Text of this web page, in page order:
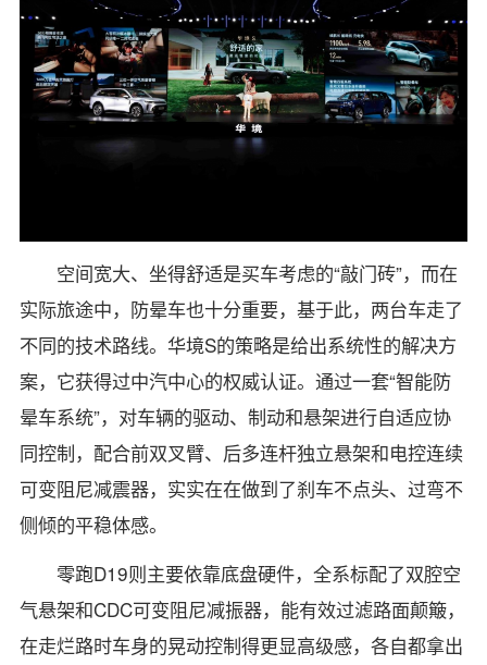
空间宽大、坐得舒适是买车考虑的“敲门砖”，而在
实际旅途中，防晕车也十分重要，基于此，两台车走了
不同的技术路线。华境S的策略是给出系统性的解决方
案，它获得过中汽中心的权威认证。通过一套“智能防
晕车系统”，对车辆的驱动、制动和悬架进行自适应协
同控制，配合前双叉臂、后多连杆独立悬架和电控连续
可变阻尼减震器，实实在在做到了刹车不点头、过弯不
侧倾的平稳体感。
零跑D19则主要依靠底盘硬件，全系标配了双腔空
气悬架和CDC可变阻尼减振器，能有效过滤路面颠簸，
在走烂路时车身的晃动控制得更显高级感，各自都拿出